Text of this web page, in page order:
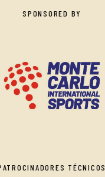
SPONSORED BY
TÉCNICOS